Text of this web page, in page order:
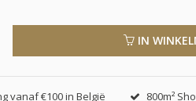
IN
vanaf €100 in België
800m²